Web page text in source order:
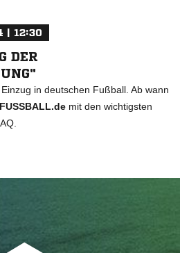
| 12:30
DER
in deutschen Fußball. Ab wann
FUSSBALL.de mit den wichtigsten